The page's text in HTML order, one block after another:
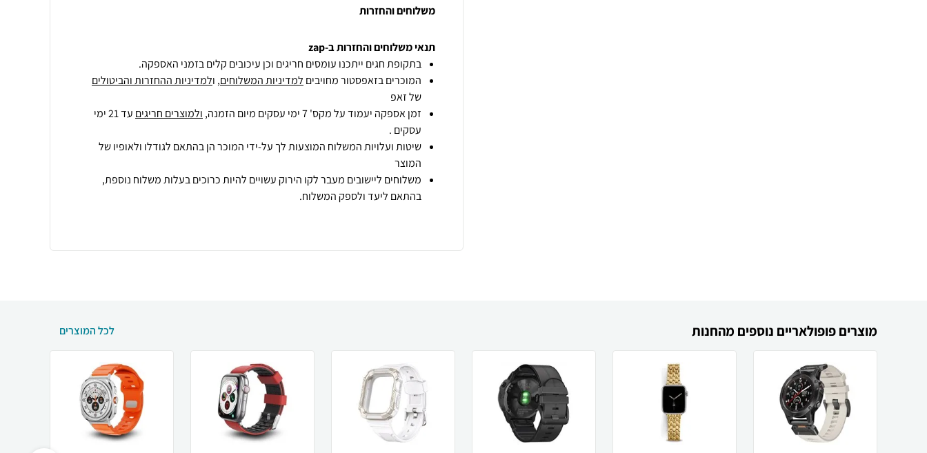
משלוחים והחזרות
תנאי משלוחים והחזרות ב-zap
בתקופת חגים ייתכנו עומסים חריגים וכן עיכובים קלים בזמני האספקה.
המוכרים בזאפסטור מחויבים למדיניות המשלוחים, ולמדיניות ההחזרות והביטולים
של זאפ
זמן אספקה יעמוד על מקס' 7 ימי עסקים מיום הזמנה,
ולמוצרים חריגים
עד 21 ימי
עסקים .
שיטות ועלויות המשלוח המוצעות לך על-ידי המוכר הן בהתאם לגודלו ולאופיו של
המוצר
משלוחים ליישובים מעבר לקו הירוק עשויים להיות כרוכים בעלות משלוח נוספת,
בהתאם ליעד ולספק המשלוח.
מוצרים פופולאריים נוספים מהחנות לכל המוצרים